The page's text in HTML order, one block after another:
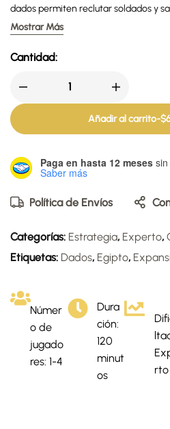
dados permiten reclutar soldados y
conquista tiene un precio, ya que al
acciones se vuelve más complicado
Mostrar Más
Cantidad:
Añadir al carrito-$
Paga en hasta 12 meses
Saber más
Política de Envíos
Categorías: Estrategia, Experto,
Etiquetas: Dados, Egipto,
Númer
o de
jugado
res: 1-4
Dura
ción:
120
minut
os
rto